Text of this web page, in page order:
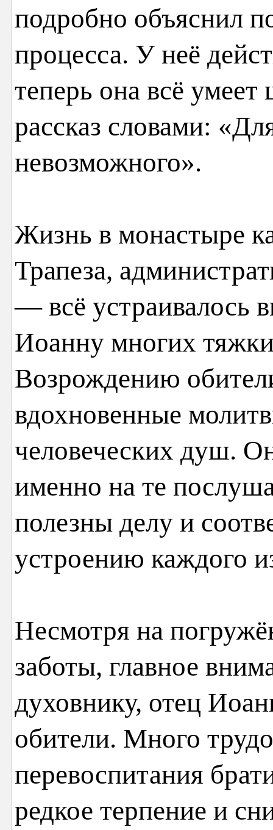
подробно объяснил
процесса. У неё
теперь она всё
рассказ словами:
невозможного».
Жизнь в монастыре
Трапеза,
— всё устраивалось
Иоанну многих
Возрождению
вдохновенные
человеческих душ.
именно на те
полезны делу и
устроению каждого
Несмотря на
заботы, главное
духовнику, отец
обители. Много
перевоспитания
редкое терпение и